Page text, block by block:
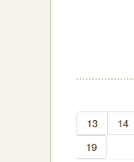
13 14
19